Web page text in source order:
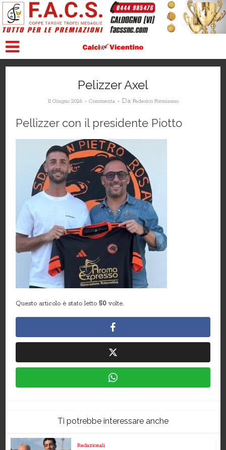
Pelizzer Axel
11 Giugno 2026 Commenta Da Federico Formisano
Pellizzer con il presidente Piotto
Questo articolo è stato letto 50 volte.
Ti potrebbe interessare anche
Redazionali